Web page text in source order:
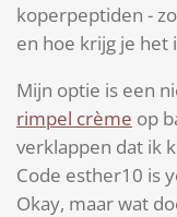
koperpeptiden -
en hoe krijg je het
Mijn optie is een
rimpel crème op
verklappen dat ik
Code esther10 is
Okay, maar wat